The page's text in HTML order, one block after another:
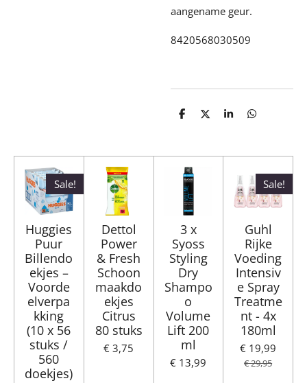
aangename geur.
8420568030509
D
n
D
S
e
D
n
Sale!
Huggies
Puur
Billendo
ekjes –
Voorde
elverpa
kking
(10 x 56
stuks /
560
doekjes)
Dettol
Power
& Fresh
Schoon
maakdo
ekjes
Citrus
80 stuks
€ 3,75
3 x
Syoss
Styling
Dry
Shampo
o
Volume
Lift 200
ml
€ 13,99
Sale!
Guhl
Rijke
Voeding
Intensiv
e Spray
Treatme
nt - 4x
180ml
€ 19,99
€ 29,95